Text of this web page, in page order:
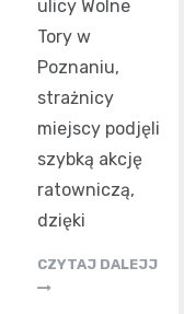
ulicy Wolne
Tory w
Poznaniu,
strażnicy
miejscy podjęli
szybką akcję
ratowniczą,
dzięki
CZYTAJ DALEJJ